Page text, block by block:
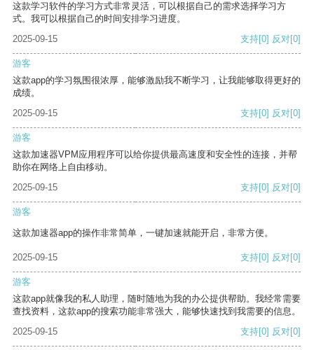
这款学习软件的学习方式非常灵活，可以根据自己的需求选择学习方
式。我可以根据自己的时间安排学习进度。
2025-09-15
支持[0] 反对[0]
游客
这款app的学习氛围很浓厚，能够激励我不断学习，让我能够取得更好的
成绩。
2025-09-15
支持[0] 反对[0]
游客
这款加速器VPM应用程序可以给你提供最高速度和安全性的连接，并帮
助你在网络上自由移动。
2025-09-15
支持[0] 反对[0]
游客
这款加速器app的操作非常简单，一键加速就能开启，非常方便。
2025-09-15 支持[0] 反对[0]
游客
这款app就像我的私人助理，随时随地为我的办公提供帮助。我经常需要
查找资料，这款app的搜索功能非常强大，能够快速找到我需要的信息。
2025-09-15
支持[0] 反对[0]